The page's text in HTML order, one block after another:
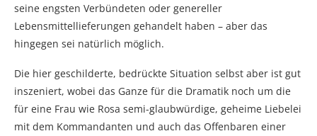
seine engsten Verbündeten oder genereller
Lebensmittellieferungen gehandelt haben – aber das
hingegen sei natürlich möglich.
Die hier geschilderte, bedrückte Situation selbst aber ist gut
inszeniert, wobei das Ganze für die Dramatik noch um die
für eine Frau wie Rosa semi-glaubwürdige, geheime Liebelei
mit dem Kommandanten und auch das Offenbaren einer